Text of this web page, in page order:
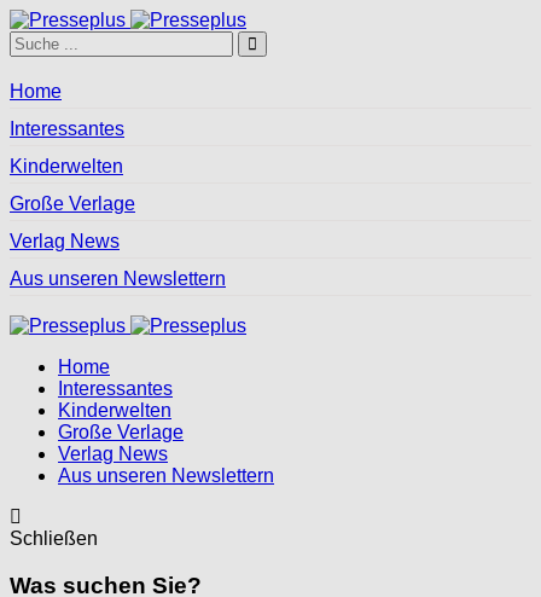
Home
Interessantes
Kinderwelten
Große Verlage
Verlag News
Aus unseren Newslettern
Home
Interessantes
Kinderwelten
Große Verlage
Verlag News
Aus unseren Newslettern
Schließen
Was suchen Sie?